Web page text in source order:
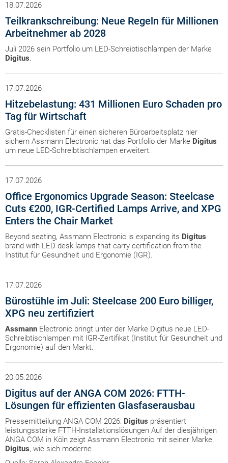
18.07.2026
Teilkrankschreibung: Neue Regeln für Millionen
Arbeitnehmer ab 2028
Juli 2026 sein Portfolio um LED-Schreibtischlampen der Marke
Digitus.
17.07.2026
Hitzebelastung: 431 Millionen Euro Schaden pro
Tag für Wirtschaft
Gratis-Checklisten für einen sicheren Büroarbeitsplatz hier
sichern Assmann Electronic hat das Portfolio der Marke Digitus
um neue LED-Schreibtischlampen erweitert.
17.07.2026
Office Ergonomics Upgrade Season: Steelcase
Cuts €200, IGR-Certified Lamps Arrive, and XPG
Enters the Chair Market
Beyond seating, Assmann Electronic is expanding its Digitus
brand with LED desk lamps that carry certification from the
Institut für Gesundheit und Ergonomie (IGR).
17.07.2026
Bürostühle im Juli: Steelcase 200 Euro billiger,
XPG neu zertifiziert
Assmann Electronic bringt unter der Marke Digitus neue LED-
Schreibtischlampen mit IGR-Zertifikat (Institut für Gesundheit und
Ergonomie) auf den Markt.
20.05.2026
Digitus auf der ANGA COM 2026: FTTH-
Lösungen für effizienten Glasfaserausbau
Pressemitteilung ANGA COM 2026: Digitus präsentiert
leistungsstarke FTTH-Installationslösungen Auf der diesjährigen
ANGA COM in Köln zeigt Assmann Electronic mit seiner Marke
Digitus, wie sich moderne